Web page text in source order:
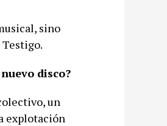
sino
Testigo.
disco?
un
explotación